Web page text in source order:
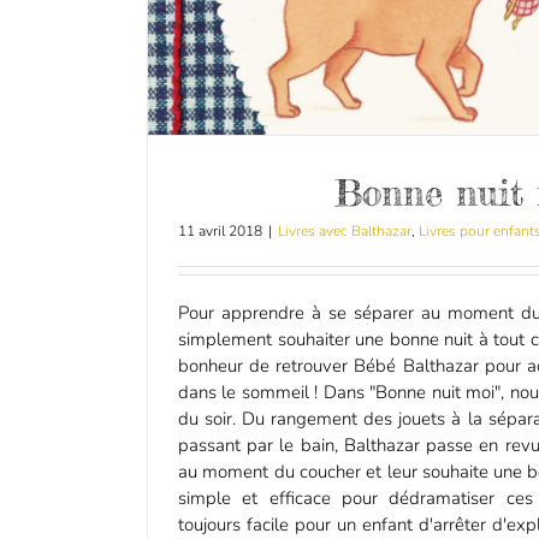
Bonne nuit
11 avril 2018 | Livres avec Balthazar, Livres pour enfants
Pour apprendre à se séparer au moment
simplement souhaiter une bonne nuit à tout
bonheur de retrouver Bébé Balthazar pour
dans le sommeil ! Dans "Bonne nuit moi",
du soir. Du rangement des jouets à la
passant par le bain, Balthazar passe en
au moment du coucher et leur souhaite une
simple et efficace pour dédramatiser
toujours facile pour un enfant d'arrêter